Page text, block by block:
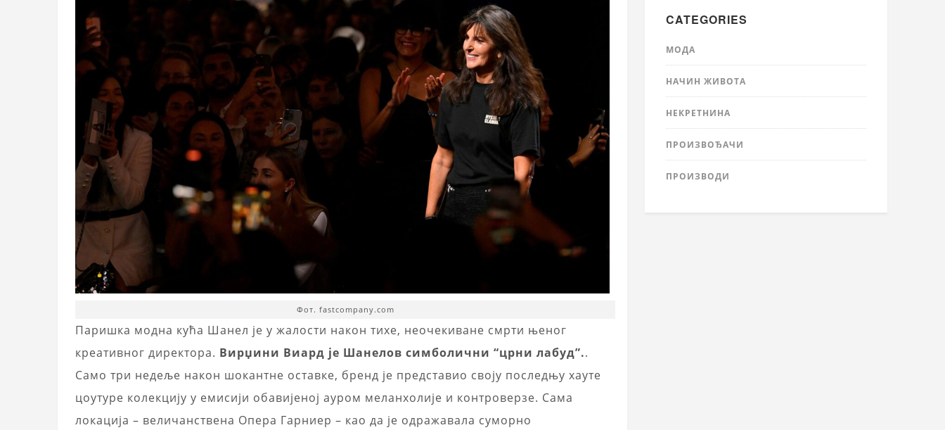
Фот. fastcompany.com
Паришка модна кућа Шанел је у жалости након тихе, неочекиване смрти њеног
креативног директора. Вирџини Виард је Шанелов симболични “црни лабуд”..
Само три недеље након шокантне оставке, бренд је представио своју последњу хауте
цоутуре колекцију у емисији обавијеној ауром меланхолије и контроверзе. Сама
локација – величанствена Опера Гарниер – као да је одражавала суморно
CATEGORIES
МОДА
НАЧИН ЖИВОТА
НЕКРЕТНИНА
ПРОИЗВОЂАЧИ
ПРОИЗВОДИ